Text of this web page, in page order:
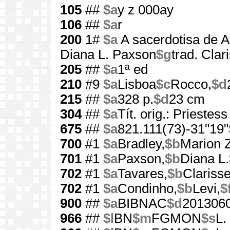
105 ## $ay z 000ay
106 ## $ar
200 1# $aA sacerdotisa de
Diana L. Paxson$gtrad.
205 ## $a1ª ed
210 #9 $aLisboa$cRocco,$d
215 ## $a328 p.$d 23 cm
304## $aTít. orig.:
675 ## $a821.111(73)-31"19"
700 #1 $aBradley,$bMarion
701 #1 $aPaxson,$bDiana L.
702 #1 $aTavares,$b
702 #1 $aCondinho,$bLevi,
900 ## $aBIBNAC$d
966 ## $l BN$mFGMON$sL.